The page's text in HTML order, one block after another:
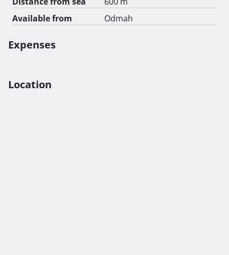
Available from
Odmah
Expenses
Location